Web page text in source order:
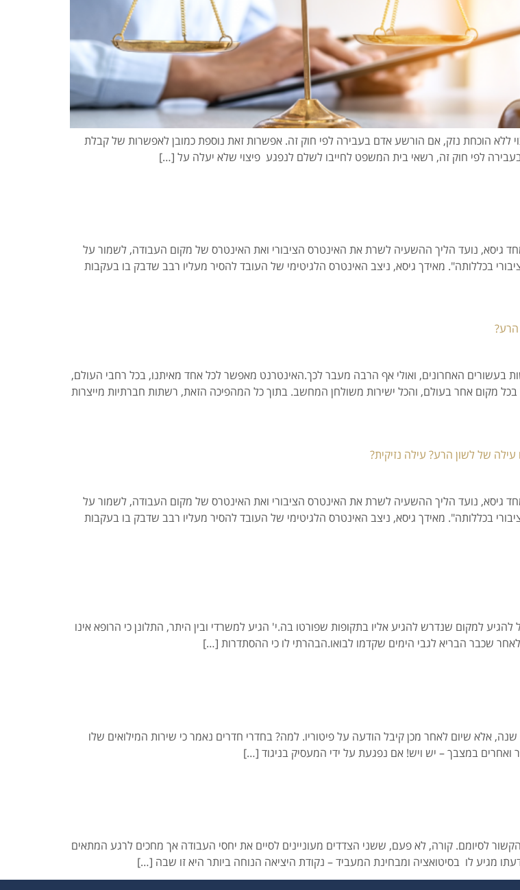
קובע את האפשרות לקבלת פיצוי ללא הוכחת נזק, אם הורשע אדם בעבירה לפי חוק זה. אפשרות זאת נוספת כמובן לאפשרות של קבלת
גיסא, נועד הליך ההשעיה לשרת את האינטרס הציבורי ואת האינטרס של מקום העבודה, לשמור על
בכללותה". מאידך גיסא, ניצב האינטרס הלגיטימי של העובד להסיר מעליו רבב שדבק בו בעקבות
הרע?
בעשורים האחרונים, ואולי אף הרבה מעבר לכך.האינטרנט מאפשר לכל אחד מאיתנו, בכל רחבי העולם,
מקום אחר בעולם, והכל ישירות משולחן המחשב. בתוך כל המהפיכה הזאת, רשתות חברתיות מייצרות
של לשון הרע? עילה נזיקית?
גיסא, נועד הליך ההשעיה לשרת את האינטרס הציבורי ואת האינטרס של מקום העבודה, לשמור על
בכללותה". מאידך גיסא, ניצב האינטרס הלגיטימי של העובד להסיר מעליו רבב שדבק בו בעקבות
למקום שנדרש להגיע אליו בתקופות שפורטו בה.י' הגיע למשרדי ובין היתר, התלונן כי הרופא אינו
שכבר הבריא לגבי הימים שקדמו לבואו.הבהרתי לו כי ההסתדרות […]
אלא שיום לאחר מכן קיבל הודעה על פיטוריו. למה? בחדרי חדרים נאמר כי שירות המילואים שלו
במצבך – יש ויש! אם נפגעת על ידי המעסיק בניגוד […]
לסיומם. קורה, לא פעם, ששני הצדדים מעוניינים לסיים את יחסי העבודה אך מחכים לרגע המתאים
מגיע לו בסיטואציה ומבחינת המעביד – נקודת היציאה הנוחה ביותר היא זו שבה […]